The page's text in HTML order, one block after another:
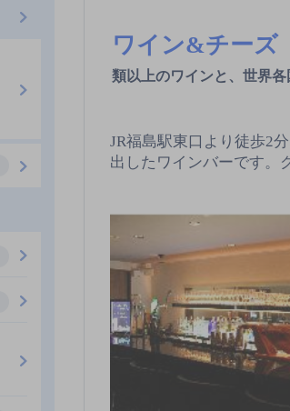
ワイン&チー
類以上のワインと、世界
JR福島駅東口より徒歩2
出したワインバーです。